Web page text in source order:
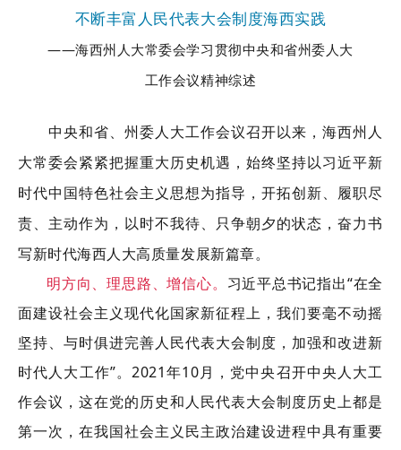
不断丰富人民代表大会制度海西实践
——海西州人大常委会学习贯彻中央和省州委人大
工作会议精神综述
中央和省、州委人大工作会议召开以来，海西州人
大常委会紧紧把握重大历史机遇，始终坚持以习近平新
时代中国特色社会主义思想为指导，开拓创新、履职尽
责、主动作为，以时不我待、只争朝夕的状态，奋力书
写新时代海西人大高质量发展新篇章。
明方向、理思路、增信心。 习近平总书记指出“在全
面建设社会主义现代化国家新征程上，我们要毫不动摇
坚持、与时俱进完善人民代表大会制度，加强和改进新
时代人大工作”。2021年10月，党中央召开中央人大工
作会议，这在党的历史和人民代表大会制度历史上都是
第一次，在我国社会主义民主政治建设进程中具有重要